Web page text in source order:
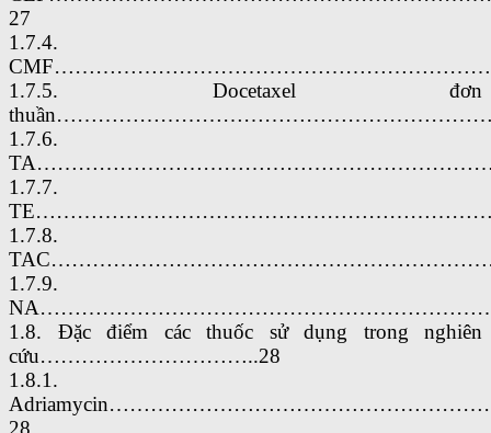
27
1.7.4.
1.7.5. Docetaxel đơn
1.7.6.
1.7.7.
1.7.8.
1.7.9.
1.8. Đặc điểm các thuốc sử dụng trong nghiên
cứu…………………………..28
1.8.1.